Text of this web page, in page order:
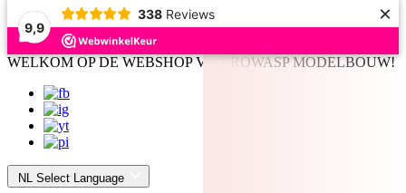
9,9
338 Reviews ×
WELKOM OP DE WEBSHOP VAN ROWASP MODELBOUW!
NL Select Language